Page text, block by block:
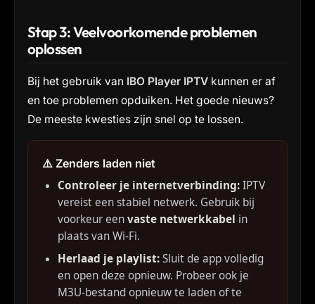
Stap 3: Veelvoorkomende problemen
oplossen
Bij het gebruik van IBO Player IPTV kunnen er af
en toe problemen opduiken. Het goede nieuws?
De meeste kwesties zijn snel op te lossen.
⚠️ Zenders laden niet
Controleer je internetverbinding:IPTV
vereist een stabiel netwerk. Gebruik bij
voorkeur eenvaste netwerkkabel in
plaats van Wi-Fi.
Herlaad je playlist:Sluit de app volledig
en open deze opnieuw. Probeer ook je
M3U-bestand opnieuw te laden of te